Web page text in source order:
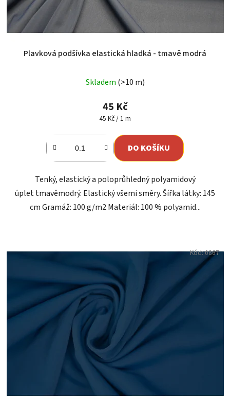
Plavková podšívka elastická hladká - tmavě modrá
Skladem (>10 m)
45 Kč
Měrná
45 Kč / 1 m
DO KOŠÍKU
Tenký, elastický a poloprůhledný polyamidový
úplet tmavěmodrý. Elastický všemi směry. Šířka látky: 145
cm Gramáž: 100 g/m2 Materiál: 100 % polyamid...
Kód:0867